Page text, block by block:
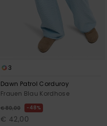
3
Dawn Patrol Corduroy
Frauen Blau Kordhose
€ 80,00 48%
€ 42,00